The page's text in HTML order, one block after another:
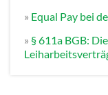
» Equal Pay bei
» § 611a BGB: